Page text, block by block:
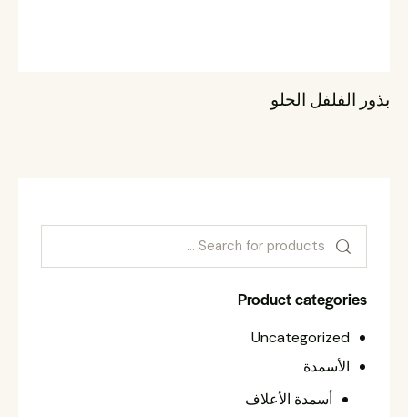
بذور الفلفل الحلو
Product categories
Uncategorized
الأسمدة
أسمدة الأعلاف